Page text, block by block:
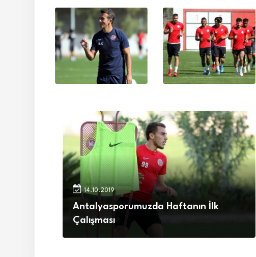
14.10.2019
Antalyasporumuzda Haftanın İlk
Çalışması